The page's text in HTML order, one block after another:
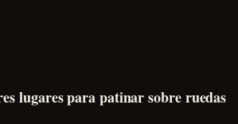
lugares para patinar sobre ruedas